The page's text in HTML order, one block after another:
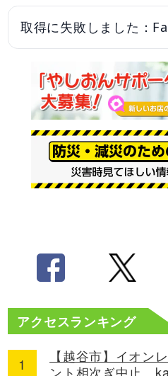
取得に失敗しました：
アクセスランキング
【越谷市】イオン
ント相次ぎ中止